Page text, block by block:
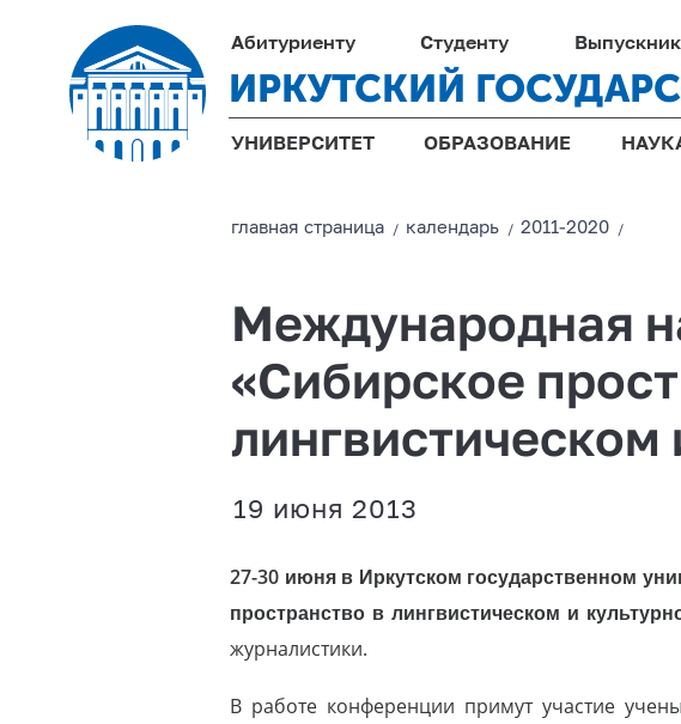
Абитуриенту Студенту
ИРКУТСКИЙ
УНИВЕРСИТЕТ ОБРАЗОВАНИЕ
главная страницa / календарь /2011-2020 /
Международная
«Сибирское
лингвистическом
19 июня 2013
27-30 июня в Иркутском государственном
пространство в лингвистическом и
журналистики.
В работе конференции примут участие